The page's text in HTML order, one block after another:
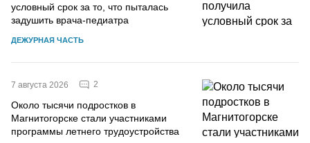
условный срок за то, что пыталась
задушить врача-педиатра
ДЕЖУРНАЯ ЧАСТЬ
7 августа 2026 2
Около тысячи подростков в
Магнитогорске стали участниками
программы летнего трудоустройства